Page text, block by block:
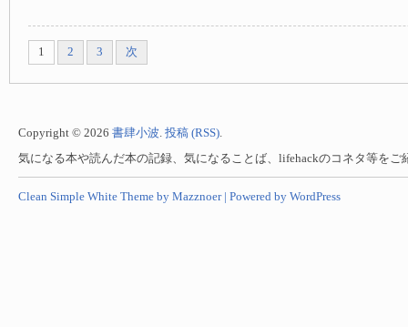
1 2 3 次
Copyright © 2026 書肆小波. 投稿 (RSS).
気になる本や読んだ本の記録、気になることば、lifehackのコネタ等をご
Clean Simple White Theme by Mazznoer | Powered by WordPress